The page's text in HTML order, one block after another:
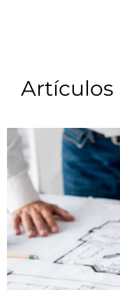
Artículos